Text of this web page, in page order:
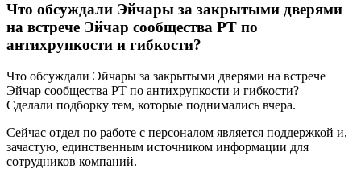
Что обсуждали Эйчары за закрытыми дверями
на встрече Эйчар сообщества РТ по
антихрупкости и гибкости?
Что обсуждали Эйчары за закрытыми дверями на встрече
Эйчар сообщества РТ по антихрупкости и гибкости?
Сделали подборку тем, которые поднимались вчера.
Сейчас отдел по работе с персоналом является поддержкой и,
зачастую, единственным источником информации для
сотрудников компаний.